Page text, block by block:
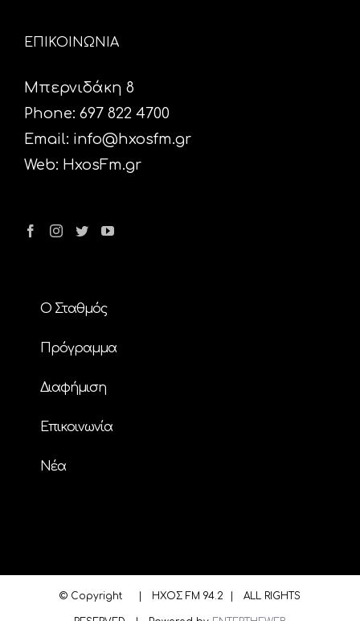
ΕΠΙΚΟΙΝΩΝΙΑ
Μπερνιδάκη 8
Phone: 697 822 4700
Email: info@hxosfm.gr
Web: HxosFm.gr
Ο Σταθμός
Πρόγραμμα
Διαφήμιση
Επικοινωνία
Nέα
© Copyright | ΗΧΟΣ FM 94.2 | ALL RIGHTS